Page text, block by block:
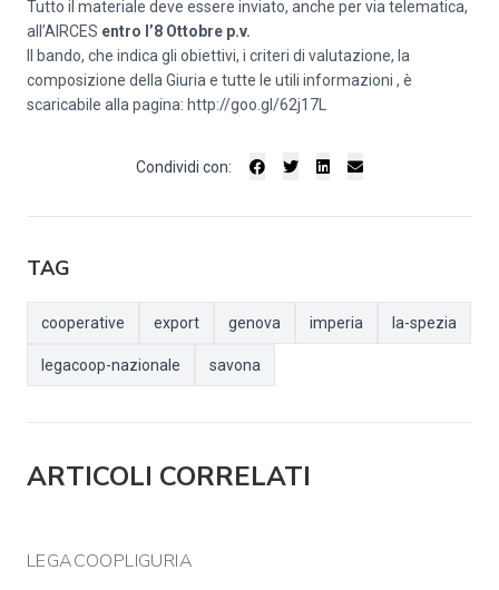
Tutto il materiale deve essere inviato, anche per via telematica,
all’AIRCES entro l’8 Ottobre p.v.
Il bando, che indica gli obiettivi, i criteri di valutazione, la
composizione della Giuria e tutte le utili informazioni , è
scaricabile alla pagina: http://goo.gl/62j17L
Condividi con:
TAG
cooperative export genova imperia la-spezia
legacoop-nazionale savona
ARTICOLI CORRELATI
LEGACOOPLIGURIA